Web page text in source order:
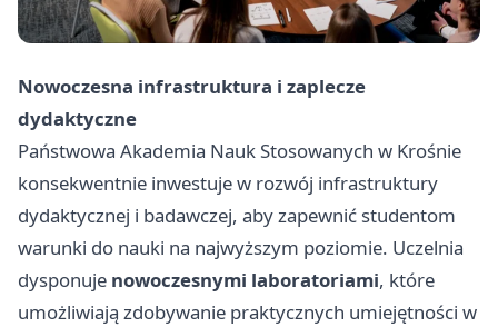
Nowoczesna infrastruktura i zaplecze
dydaktyczne
Państwowa Akademia Nauk Stosowanych w Krośnie
konsekwentnie inwestuje w rozwój infrastruktury
dydaktycznej i badawczej, aby zapewnić studentom
warunki do nauki na najwyższym poziomie. Uczelnia
dysponuje nowoczesnymi laboratoriami, które
umożliwiają zdobywanie praktycznych umiejętności w